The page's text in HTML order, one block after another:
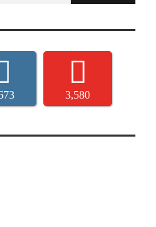
3,580